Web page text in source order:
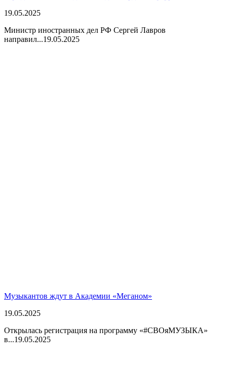
19.05.2025
Министр иностранных дел РФ Сергей Лавров
направил...19.05.2025
Музыкантов ждут в Академии «Меганом»
19.05.2025
Открылась регистрация на программу «#СВОяМУЗЫКА»
в...19.05.2025